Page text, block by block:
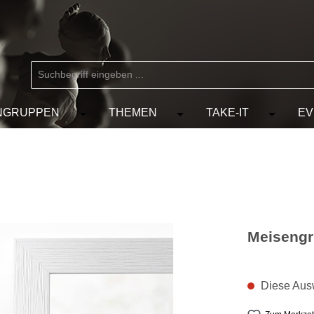
Kategorie MARKEN
das Dropdown der Kategorie KÜNSTLER
Öffne oder Schließe das Dropdown der
THEMEN Öffne oder Schließe das
TAKE-IT Öffne
Diese